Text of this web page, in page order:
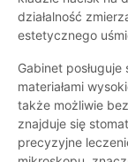
działalność
estetycznego
Gabinet
materiałami
także możliwie
znajduje się
precyzyjne